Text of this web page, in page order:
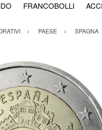
FRANCOBOLLI
PAESE SPAGNA